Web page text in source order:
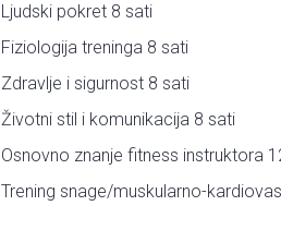
Ljudski pokret 8 sati
Fiziologija treninga 8 sati
Zdravlje i sigurnost 8 sati
Životni stil i komunikacija 8 sati
Osnovno znanje fitness instruktora
Trening snage/muskularno-